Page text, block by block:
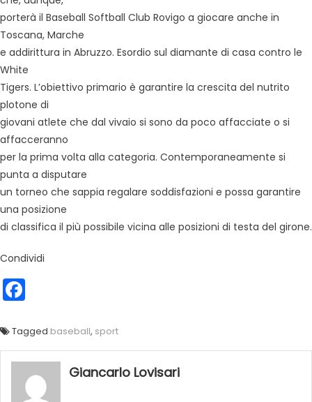
porterà il Baseball Softball Club Rovigo a giocare anche in
Toscana, Marche
e addirittura in Abruzzo. Esordio sul diamante di casa contro le
White
Tigers. L’obiettivo primario è garantire la crescita del nutrito
plotone di
giovani atlete che dal vivaio si sono da poco affacciate o si
affacceranno
per la prima volta alla categoria. Contemporaneamente si
punta a disputare
un torneo che sappia regalare soddisfazioni e possa garantire
una posizione
di classifica il più possibile vicina alle posizioni di testa del girone.
Condividi
Tagged baseball, sport
Giancarlo Lovisari